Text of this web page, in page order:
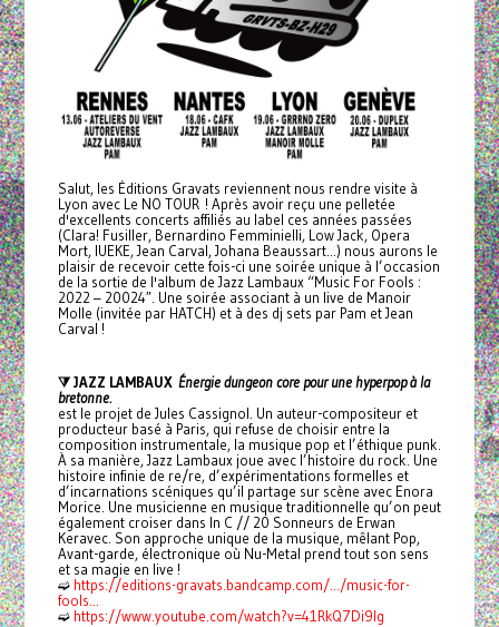
Salut, les Éditions Gravats reviennent nous rendre visite à
Lyon avec Le NO TOUR ! Après avoir reçu une pelletée
d'excellents concerts affiliés au label ces années passées
(Clara! Fusiller, Bernardino Femminielli, Low Jack, Opera
Mort, IUEKE, Jean Carval, Johana Beaussart...) nous aurons le
plaisir de recevoir cette fois-ci une soirée unique à l’occasion
de la sortie de l'album de Jazz Lambaux “Music For Fools :
2022 – 20024″. Une soirée associant à un live de Manoir
Molle (invitée par HATCH) et à des dj sets par Pam et Jean
Carval !
⧩ JAZZ LAMBAUX Énergie dungeon core pour une hyperpop à la
bretonne.
est le projet de Jules Cassignol. Un auteur-compositeur et
producteur basé à Paris, qui refuse de choisir entre la
composition instrumentale, la musique pop et l’éthique punk.
À sa manière, Jazz Lambaux joue avec l’histoire du rock. Une
histoire infinie de re/re, d’expérimentations formelles et
d’incarnations scéniques qu’il partage sur scène avec Enora
Morice. Une musicienne en musique traditionnelle qu’on peut
également croiser dans In C // 20 Sonneurs de Erwan
Keravec. Son approche unique de la musique, mêlant Pop,
Avant-garde, électronique où Nu-Metal prend tout son sens
et sa magie en live !
➫ https://editions-gravats.bandcamp.com/.../music-for-
fools...
➫ https://www.youtube.com/watch?v=41RkQ7Di9lg